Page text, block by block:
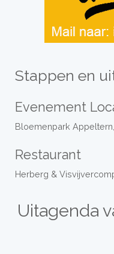
Stappen en
Evenement
Bloemenpark
Restaurant
Herberg &
Uitagenda